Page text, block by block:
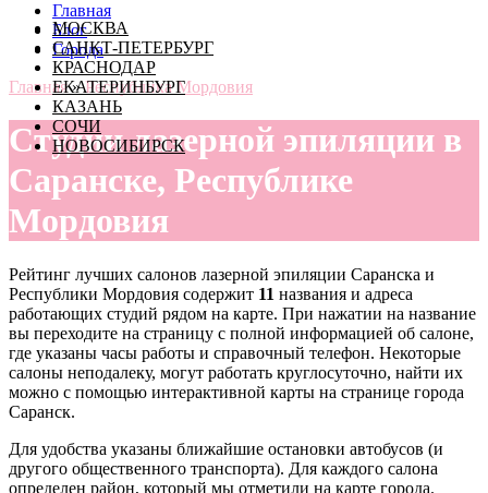
МОСКВА
САНКТ-ПЕТЕРБУРГ
КРАСНОДАР
ЕКАТЕРИНБУРГ
КАЗАНЬ
СОЧИ
НОВОСИБИРСК
Главная
Блог
Города
Главная » Республика Мордовия
Студии лазерной эпиляции в
Саранске, Республике
Мордовия
Рейтинг лучших салонов лазерной эпиляции Саранска и
Республики Мордовия содержит 11 названия и адреса
работающих студий рядом на карте. При нажатии на название
вы переходите на страницу с полной информацией об салоне,
где указаны часы работы и справочный телефон. Некоторые
салоны неподалеку, могут работать круглосуточно, найти их
можно с помощью интерактивной карты на странице города
Саранск.
Для удобства указаны ближайшие остановки автобусов (и
другого общественного транспорта). Для каждого салона
определен район, который мы отметили на карте города.